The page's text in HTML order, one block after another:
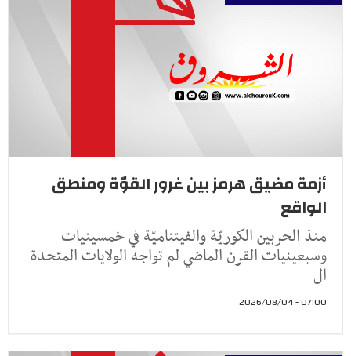
أزمة مضيق هرمز بين غرور القوّة ومنطق
الواقع
منذ الحربين الكوريّة والفيتناميّة في خمسينيات
وسبعينيات القرن الماضي لم تواجه الولايات المتحدة
ال
07:00 - 2026/08/04